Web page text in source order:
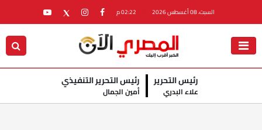
السبت، 08 أغسطس 2026
رئيس التحرير
علاء البدري
رئيس التحرير التنفيذي
أمين الجمال